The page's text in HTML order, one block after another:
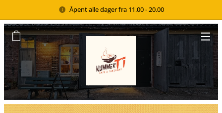
Åpent alle dager fra 11.00 - 20.00